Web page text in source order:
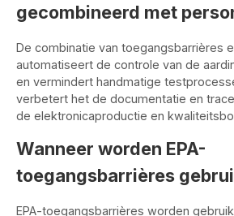
gecombineerd met
De combinatie van toegangsbarrières
automatiseert de controle van de
en vermindert handmatige
verbetert het de documentatie en
de elektronicaproductie en
Wanneer worden EPA-
toegangsbarrières
EPA-toegangsbarrières worden